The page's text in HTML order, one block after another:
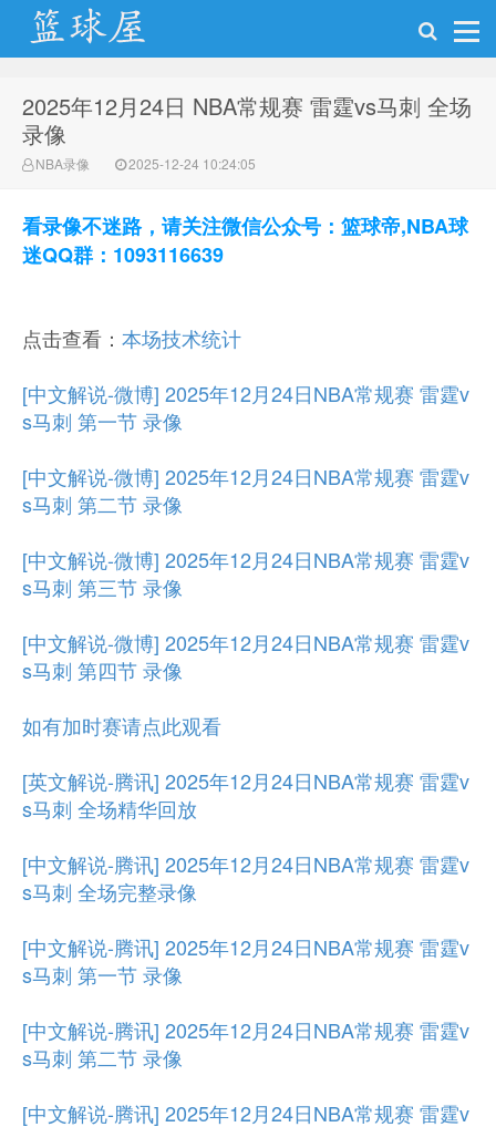
NBA录像网
2025年12月24日 NBA常规赛 雷霆vs马刺 全场
录像
NBA录像 2025-12-24 10:24:05
看录像不迷路，请关注微信公众号：篮球帝,NBA球
迷QQ群：1093116639
点击查看： 本场技术统计
[中文解说-微博] 2025年12月24日NBA常规赛 雷霆v
s马刺 第一节 录像
[中文解说-微博] 2025年12月24日NBA常规赛 雷霆v
s马刺 第二节 录像
[中文解说-微博] 2025年12月24日NBA常规赛 雷霆v
s马刺 第三节 录像
[中文解说-微博] 2025年12月24日NBA常规赛 雷霆v
s马刺 第四节 录像
如有加时赛请点此观看
[英文解说-腾讯] 2025年12月24日NBA常规赛 雷霆v
s马刺 全场精华回放
[中文解说-腾讯] 2025年12月24日NBA常规赛 雷霆v
s马刺 全场完整录像
[中文解说-腾讯] 2025年12月24日NBA常规赛 雷霆v
s马刺 第一节 录像
[中文解说-腾讯] 2025年12月24日NBA常规赛 雷霆v
s马刺 第二节 录像
[中文解说-腾讯] 2025年12月24日NBA常规赛 雷霆v